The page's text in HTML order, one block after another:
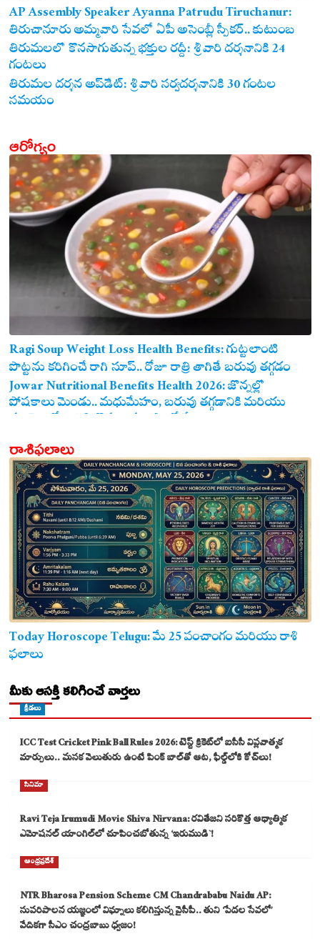
AP Assembly Speaker Ayanna Patrudu Tiruchanur:
తిరుచానూరు అమ్మవారి సేవలో ఏపీ అసెంబ్లీ స్పీకర్.. కుటుంబ
సమేతంగా దర్శించుకున్న అయ్యన్నపాత్రుడు!
తిరుమలలో కొనసాగుతున్న భక్తుల రద్దీ: శ్రీవారి దర్శనానికి 24
గంటలు
తిరుమల దర్శన అప్‌డేట్: శ్రీవారి సర్వదర్శనానికి 30 గంటల
సమయం
ఆరోగ్యం
Ragi Soup Weight Loss Health Benefits: గుట్టలాంటి
పొట్టను కరిగించే రాగి సూప్.. రోజూ రాత్రి తాగితే బరువు తగ్గడం
ఖాయం!
Jowar Nutritional Benefits Health 2026: జొన్నల్లో
పోషకాలు మెండు.. మధుమేహం, బరువు తగ్గడానికి మరియు
గుండె ఆరోగ్యానికి జొన్న అన్నం ఎంతో మేలు!
రాశిఫలాలు
Today Horoscope Telugu: మే 25 పంచాంగం మరియు రాశి
ఫలాలు
మీకు ఆసక్తి కలిగించే వార్తలు
క్రీడలు
ICC Test Cricket Pink Ball Rules 2026: టెస్ట్ క్రికెట్‌లో ఐసీసీ విప్లవాత్మక
మార్పులు.. మసక వెలుతురు ఉంటే పింక్ బాల్‌తో ఆట, ఫీల్డ్‌లోకి కోచ్‌లు!
సినిమా
Ravi Teja Irumudi Movie Shiva Nirvana: రవితేజని సరికొత్త ఆధ్యాత్మిక
ఎమోషనల్ యాంగిల్‌లో చూపించబోతున్న ‘ఇరుముడి`!
ఆంధ్రప్రదేశ్
NTR Bharosa Pension Scheme CM Chandrababu Naidu AP:
సుపరిపాలన యజ్ఞంలో విఘ్నాలు కలిగిస్తున్న వైసీపీ.. తుని ‘పేదల సేవలో’
వేదికగా సీఎం చంద్రబాబు ధ్వజం!